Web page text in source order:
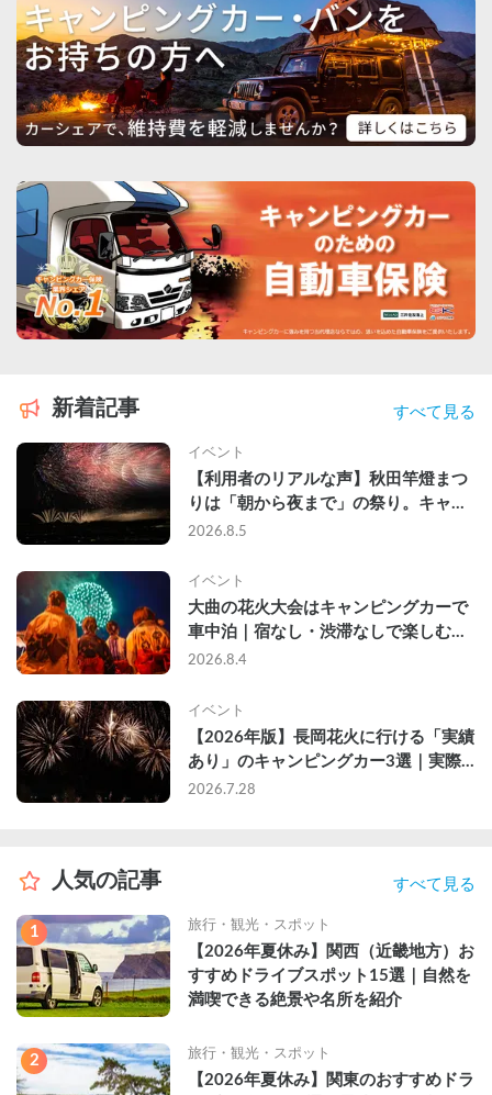
新着記事 すべて見る
イベント
【利用者のリアルな声】秋田竿燈まつ
りは「朝から夜まで」の祭り。キャン
ピングカーで行った2組の記録
2026.8.5
イベント
大曲の花火大会はキャンピングカーで
車中泊｜宿なし・渋滞なしで楽しむ
2026年完全ガイド
2026.8.4
イベント
【2026年版】長岡花火に行ける「実績
あり」のキャンピングカー3選｜実際
に利用したゲストのレビュー付き
2026.7.28
人気の記事 すべて見る
1 旅行・観光・スポット
【2026年夏休み】関西（近畿地方）お
すすめドライブスポット15選｜自然を
満喫できる絶景や名所を紹介
2 旅行・観光・スポット
【2026年夏休み】関東のおすすめドラ